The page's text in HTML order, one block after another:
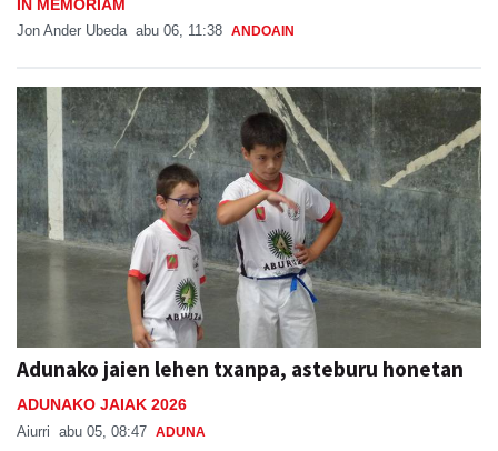
IN MEMORIAM
Jon Ander Ubeda abu 06, 11:38 ANDOAIN
Adunako jaien lehen txanpa, asteburu honetan
ADUNAKO JAIAK 2026
Aiurri abu 05, 08:47 ADUNA